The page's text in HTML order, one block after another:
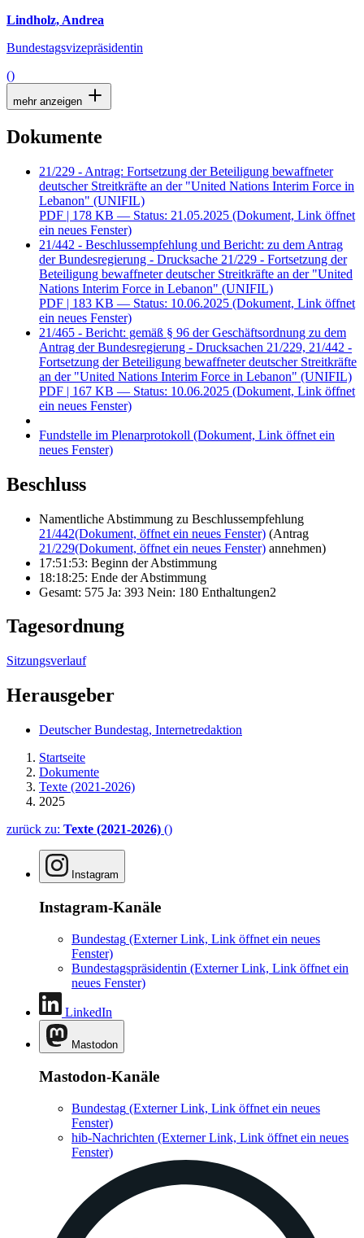
Lindholz, Andrea
Bundestagsvizepräsidentin
()
mehr anzeigen
Dokumente
21/229 - Antrag: Fortsetzung der Beteiligung bewaffneter
deutscher Streitkräfte an der "United Nations Interim Force in
Lebanon" (UNIFIL)
PDF | 178 KB — Status: 21.05.2025 (Dokument, Link öffnet
ein neues Fenster)
21/442 - Beschlussempfehlung und Bericht: zu dem Antrag
der Bundesregierung - Drucksache 21/229 - Fortsetzung der
Beteiligung bewaffneter deutscher Streitkräfte an der "United
Nations Interim Force in Lebanon" (UNIFIL)
PDF | 183 KB — Status: 10.06.2025 (Dokument, Link öffnet
ein neues Fenster)
21/465 - Bericht: gemäß § 96 der Geschäftsordnung zu dem
Antrag der Bundesregierung - Drucksachen 21/229, 21/442 -
Fortsetzung der Beteiligung bewaffneter deutscher Streitkräfte
an der "United Nations Interim Force in Lebanon" (UNIFIL)
PDF | 167 KB — Status: 10.06.2025 (Dokument, Link öffnet
ein neues Fenster)
Fundstelle im Plenarprotokoll (Dokument, Link öffnet ein
neues Fenster)
Beschluss
Namentliche Abstimmung zu Beschlussempfehlung
21/442(Dokument, öffnet ein neues Fenster) (Antrag
21/229(Dokument, öffnet ein neues Fenster) annehmen)
17:51:53: Beginn der Abstimmung
18:18:25: Ende der Abstimmung
Gesamt: 575 Ja: 393 Nein: 180 Enthaltungen2
Tagesordnung
Sitzungsverlauf
Herausgeber
Deutscher Bundestag, Internetredaktion
Startseite
Dokumente
Texte (2021-2026)
2025
zurück zu: Texte (2021-2026) ()
Instagram
Instagram-Kanäle
Bundestag (Externer Link, Link öffnet ein neues
Fenster)
Bundestagspräsidentin (Externer Link, Link öffnet ein
neues Fenster)
LinkedIn
Mastodon
Mastodon-Kanäle
Bundestag (Externer Link, Link öffnet ein neues
Fenster)
hib-Nachrichten (Externer Link, Link öffnet ein neues
Fenster)